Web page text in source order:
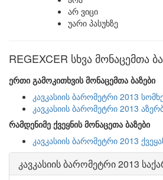
არ ვიცი
უარი პასუხზე
REGEXCER სხვა მონაცემთა
ერთი გამოკითხვის მონაცემთა ბაზები
კავკასიის ბარომეტრი 2013
კავკასიის ბარომეტრი 2013
რამდენიმე ქვეყნის მონაცეთა ბაზები
კავკასიის ბარომეტრი 2013
კავკასიის ბარომეტრი 2013